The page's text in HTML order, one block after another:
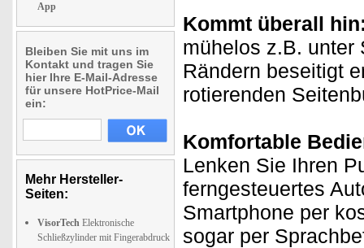
App
Bleiben Sie mit uns im
Kontakt und tragen Sie
hier Ihre E-Mail-Adresse
für unsere HotPrice-Mail
ein:
Mehr Hersteller-
Seiten:
VisorTech Elektronische
Schließzylinder mit Fingerabdruck
Kommt überall
mühelos z.B. unter
Rändern beseitigt
rotierenden
Komfortable
Lenken Sie Ihren
ferngesteuertes
Smartphone per
sogar per